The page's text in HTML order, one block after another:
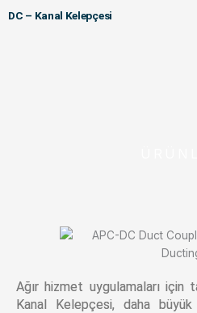
DC – Kanal Kelepçesi
Ağır hizmet uygulamaları için
Kanal Kelepçesi, daha